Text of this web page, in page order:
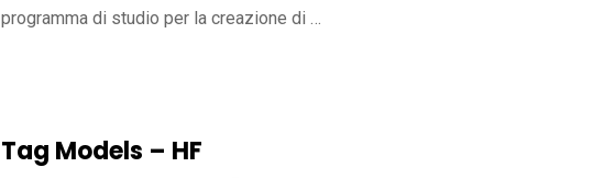
programma di studio per la creazione di …
Tag Models – HF